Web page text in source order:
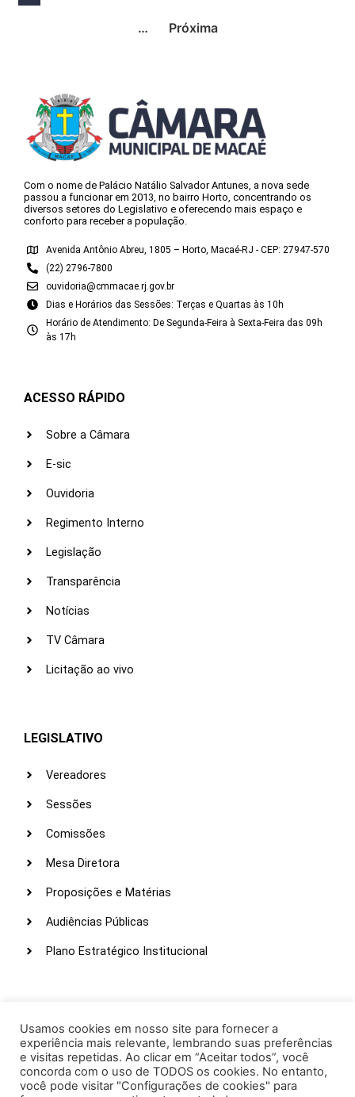
… Próxima
Com o nome de Palácio Natálio Salvador Antunes, a nova sede
passou a funcionar em 2013, no bairro Horto, concentrando os
diversos setores do Legislativo e oferecendo mais espaço e
conforto para receber a população.
Avenida Antônio Abreu, 1805 – Horto, Macaé-RJ - CEP: 27947-570
(22) 2796-7800
ouvidoria@cmmacae.rj.gov.br
Dias e Horários das Sessões: Terças e Quartas às 10h
Horário de Atendimento: De Segunda-Feira à Sexta-Feira das 09h
às 17h
ACESSO RÁPIDO
Sobre a Câmara
E-sic
Ouvidoria
Regimento Interno
Legislação
Transparência
Notícias
TV Câmara
Licitação ao vivo
LEGISLATIVO
Vereadores
Sessões
Comissões
Mesa Diretora
Proposições e Matérias
Audiências Públicas
Plano Estratégico Institucional
Webmail
Intranet
Administração
Usamos cookies em nosso site para fornecer a
experiência mais relevante, lembrando suas preferências
e visitas repetidas. Ao clicar em “Aceitar todos”, você
concorda com o uso de TODOS os cookies. No entanto,
você pode visitar "Configurações de cookies" para